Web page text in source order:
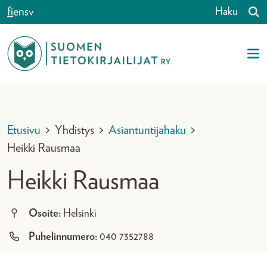
Siirry sisältöön
fiensv Haku
Etusivu > Yhdistys > Asiantuntijahaku >
Heikki Rausmaa
Heikki Rausmaa
Osoite: Helsinki
Puhelinnumero: 040 7352788